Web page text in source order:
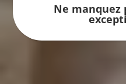
Ne manquez